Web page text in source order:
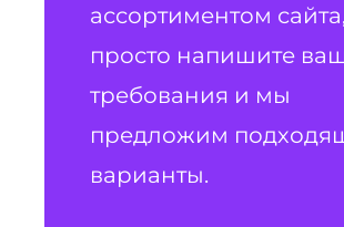
ассортиментом сайта,
просто напишите
требования и мы
предложим
варианты.